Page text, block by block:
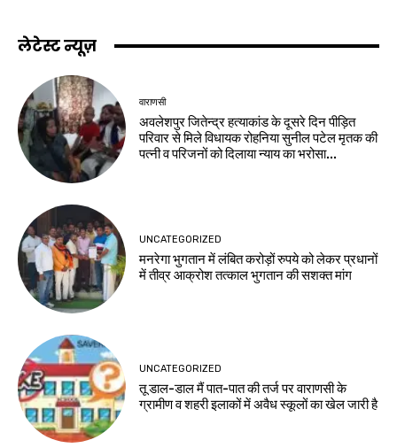
लेटेस्ट न्यूज़
वाराणसी
अवलेशपुर जितेन्द्र हत्याकांड के दूसरे दिन पीड़ित
परिवार से मिले विधायक रोहनिया सुनील पटेल मृतक की
पत्नी व परिजनों को दिलाया न्याय का भरोसा...
UNCATEGORIZED
मनरेगा भुगतान में लंबित करोड़ों रुपये को लेकर प्रधानों
में तीव्र आक्रोश तत्काल भुगतान की सशक्त मांग
UNCATEGORIZED
तू डाल-डाल मैं पात-पात की तर्ज पर वाराणसी के
ग्रामीण व शहरी इलाकों में अवैध स्कूलों का खेल जारी है